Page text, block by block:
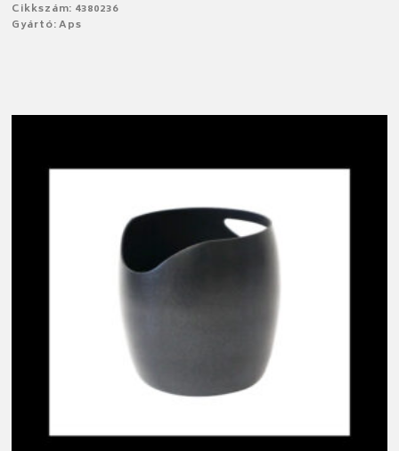
Cikkszám: 4380236
Gyártó: Aps